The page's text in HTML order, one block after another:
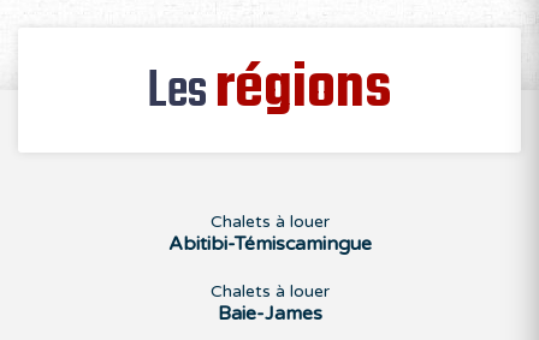
Lesrégions
Chalets à louer
Abitibi-Témiscamingue
Chalets à louer
Baie-James